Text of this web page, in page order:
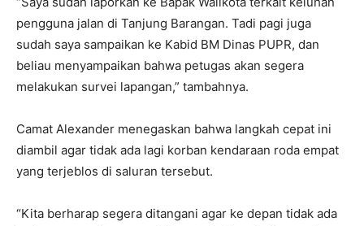
pengguna jalan di Tanjung Barangan. Tadi pagi juga
sudah saya sampaikan ke Kabid BM Dinas PUPR, dan
beliau menyampaikan bahwa petugas akan segera
melakukan survei lapangan,” tambahnya.
Camat Alexander menegaskan bahwa langkah cepat ini
diambil agar tidak ada lagi korban kendaraan roda empat
yang terjeblos di saluran tersebut.
“Kita berharap segera ditangani agar ke depan tidak ada